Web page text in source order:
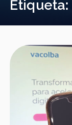
Etiqueta: